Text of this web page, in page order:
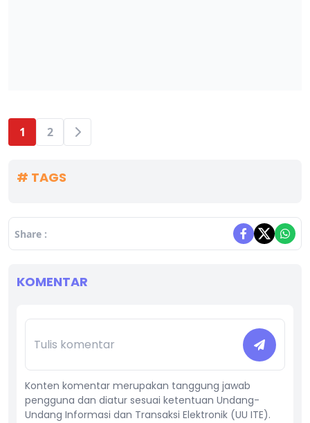
1 2
# TAGS
Share :
KOMENTAR
Konten komentar merupakan tanggung jawab
pengguna dan diatur sesuai ketentuan Undang-
Undang Informasi dan Transaksi Elektronik (UU ITE).